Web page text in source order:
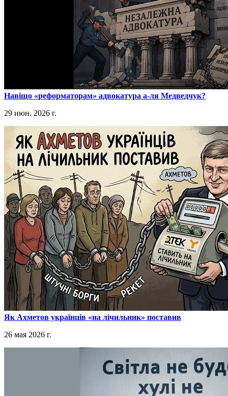
​Навіщо «реформаторам» адвокатура а-ля Медведчук?
29 июн. 2026 г.
​Як Ахметов українців «на лічильник» поставив
26 мая 2026 г.